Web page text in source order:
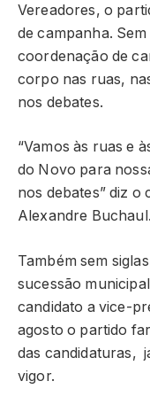
Vereadores, o
de campanha.
coordenação de
corpo nas ruas,
nos debates.
“Vamos às ruas e
do Novo para
nos debates” diz o
Alexandre Buchaul.
Também sem
sucessão
candidato a vice-
agosto o partido
das candidaturas,
vigor.